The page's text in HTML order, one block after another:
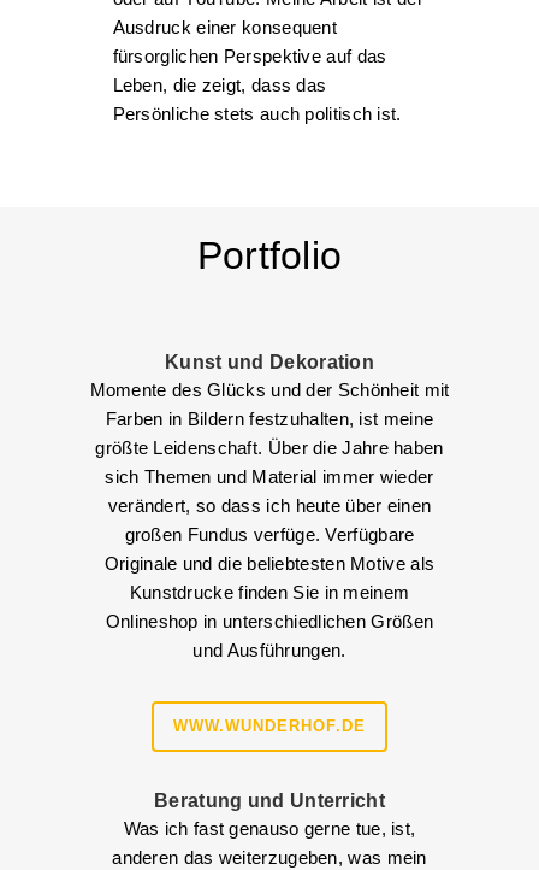
Ausdruck einer konsequent
fürsorglichen Perspektive auf das
Leben, die zeigt, dass das
Persönliche stets auch politisch ist.
Portfolio
Kunst und Dekoration
Momente des Glücks und der Schönheit mit
Farben in Bildern festzuhalten, ist meine
größte Leidenschaft. Über die Jahre haben
sich Themen und Material immer wieder
verändert, so dass ich heute über einen
großen Fundus verfüge. Verfügbare
Originale und die beliebtesten Motive als
Kunstdrucke finden Sie in meinem
Onlineshop in unterschiedlichen Größen
und Ausführungen.
WWW.WUNDERHOF.DE
Beratung und Unterricht
Was ich fast genauso gerne tue, ist,
anderen das weiterzugeben, was mein